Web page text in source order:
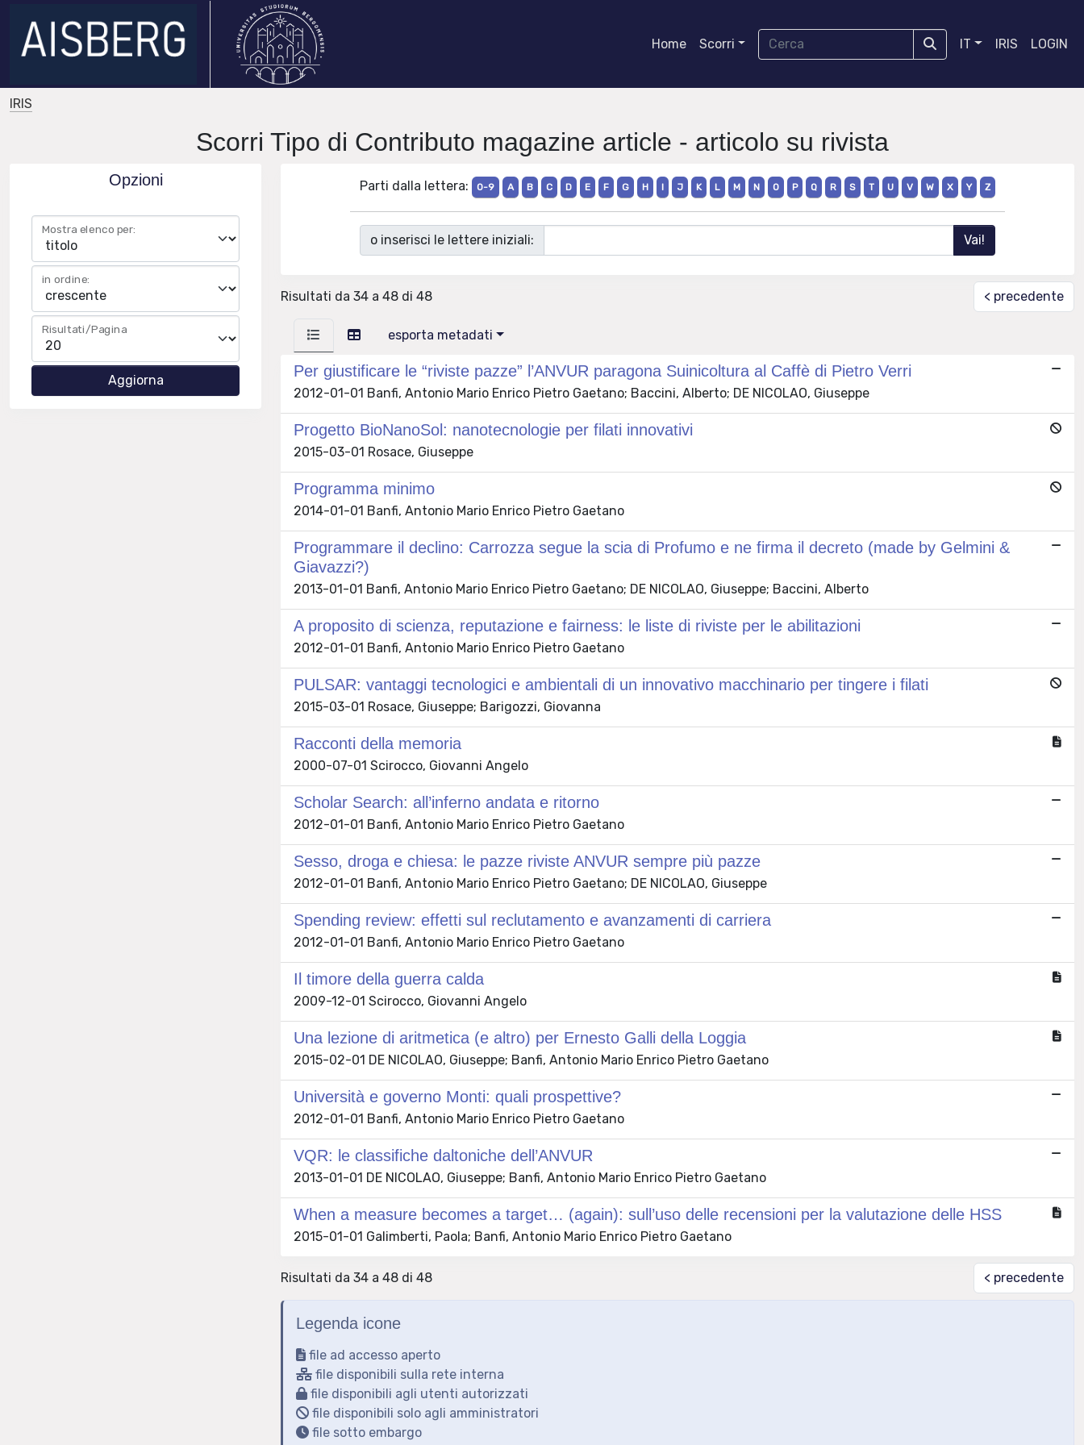
Home Scorri IT IRIS LOGIN
IRIS
Scorri Tipo di Contributo magazine article - articolo su rivista
Opzioni
Mostra elenco per:
in ordine:
Risultati/Pagina
Parti dalla lettera: 0-9 A B C D E F G H I J K L M N O P Q R S T U V W X Y Z
o inserisci le lettere iniziali:
Risultati da 34 a 48 di 48 < precedente
esporta metadati
Per giustificare le “riviste pazze” l’ANVUR paragona Suinicoltura al Caffè di Pietro Verri
2012-01-01 Banfi, Antonio Mario Enrico Pietro Gaetano; Baccini, Alberto; DE NICOLAO, Giuseppe
Progetto BioNanoSol: nanotecnologie per filati innovativi
2015-03-01 Rosace, Giuseppe
Programma minimo
2014-01-01 Banfi, Antonio Mario Enrico Pietro Gaetano
Programmare il declino: Carrozza segue la scia di Profumo e ne firma il decreto (made by Gelmini &
Giavazzi?)
2013-01-01 Banfi, Antonio Mario Enrico Pietro Gaetano; DE NICOLAO, Giuseppe; Baccini, Alberto
A proposito di scienza, reputazione e fairness: le liste di riviste per le abilitazioni
2012-01-01 Banfi, Antonio Mario Enrico Pietro Gaetano
PULSAR: vantaggi tecnologici e ambientali di un innovativo macchinario per tingere i filati
2015-03-01 Rosace, Giuseppe; Barigozzi, Giovanna
Racconti della memoria
2000-07-01 Scirocco, Giovanni Angelo
Scholar Search: all’inferno andata e ritorno
2012-01-01 Banfi, Antonio Mario Enrico Pietro Gaetano
Sesso, droga e chiesa: le pazze riviste ANVUR sempre più pazze
2012-01-01 Banfi, Antonio Mario Enrico Pietro Gaetano; DE NICOLAO, Giuseppe
Spending review: effetti sul reclutamento e avanzamenti di carriera
2012-01-01 Banfi, Antonio Mario Enrico Pietro Gaetano
Il timore della guerra calda
2009-12-01 Scirocco, Giovanni Angelo
Una lezione di aritmetica (e altro) per Ernesto Galli della Loggia
2015-02-01 DE NICOLAO, Giuseppe; Banfi, Antonio Mario Enrico Pietro Gaetano
Università e governo Monti: quali prospettive?
2012-01-01 Banfi, Antonio Mario Enrico Pietro Gaetano
VQR: le classifiche daltoniche dell’ANVUR
2013-01-01 DE NICOLAO, Giuseppe; Banfi, Antonio Mario Enrico Pietro Gaetano
When a measure becomes a target… (again): sull’uso delle recensioni per la valutazione delle HSS
2015-01-01 Galimberti, Paola; Banfi, Antonio Mario Enrico Pietro Gaetano
Risultati da 34 a 48 di 48 < precedente
Legenda icone
file ad accesso aperto
file disponibili sulla rete interna
file disponibili agli utenti autorizzati
file disponibili solo agli amministratori
file sotto embargo